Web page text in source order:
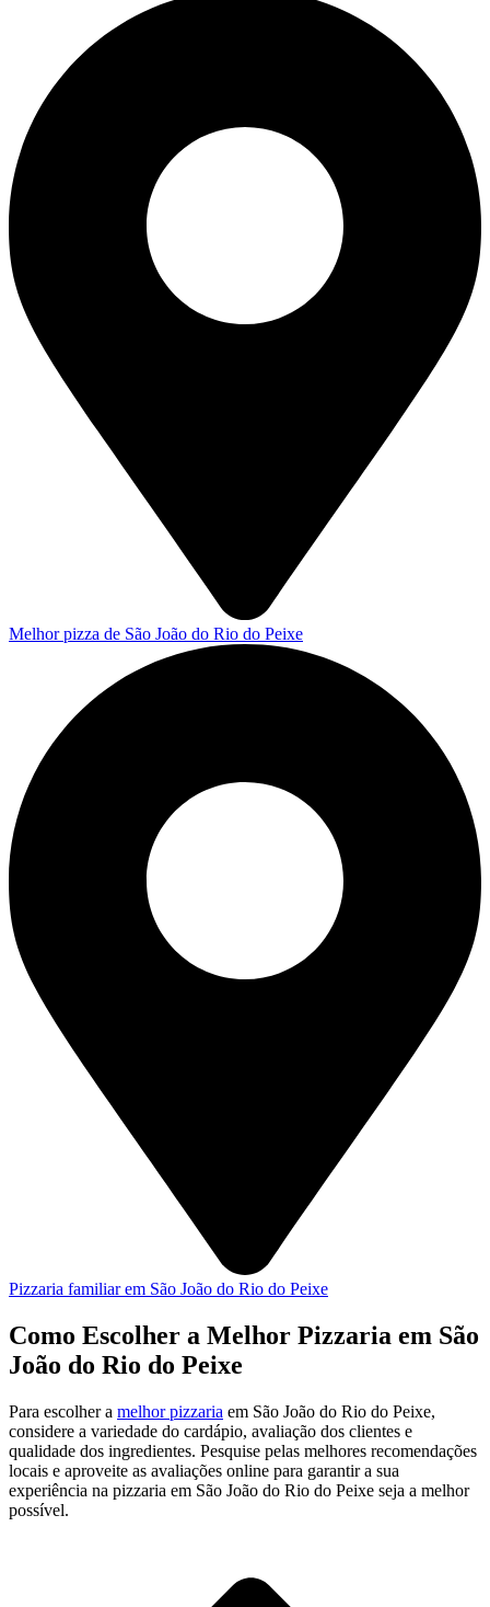
Melhor pizza de São João do Rio do Peixe
Pizzaria familiar em São João do Rio do Peixe
Como Escolher a Melhor Pizzaria em São
João do Rio do Peixe
Para escolher a melhor pizzaria em São João do Rio do Peixe,
considere a variedade do cardápio, avaliação dos clientes e
qualidade dos ingredientes. Pesquise pelas melhores recomendações
locais e aproveite as avaliações online para garantir a sua
experiência na pizzaria em São João do Rio do Peixe seja a melhor
possível.